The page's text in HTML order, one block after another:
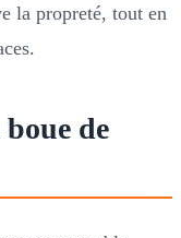
la propreté, tout en
de